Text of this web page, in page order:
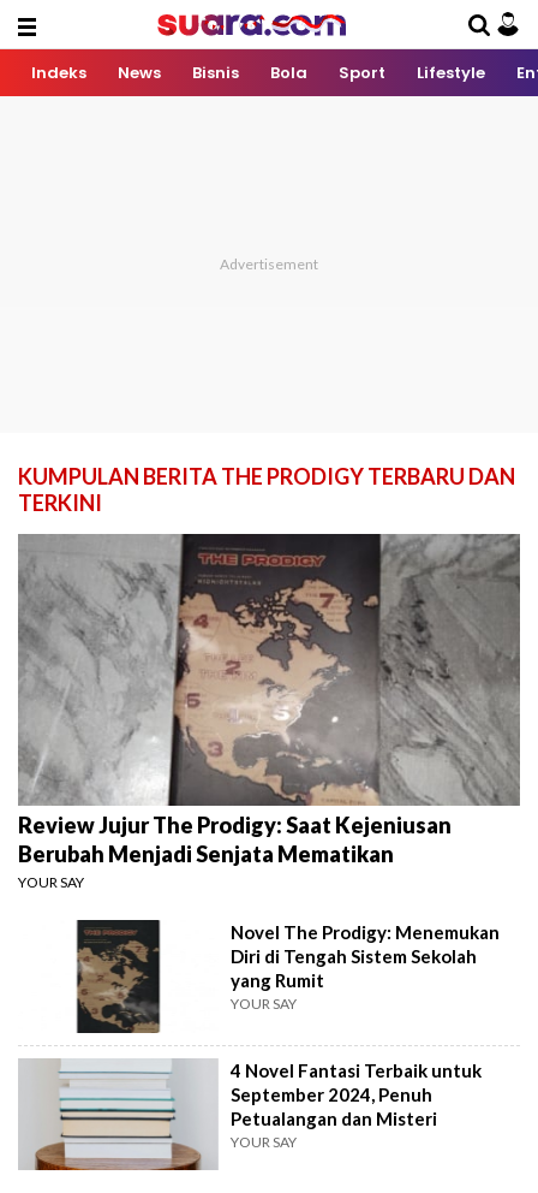
Indeks News Bisnis Bola Sport Lifestyle
KUMPULAN BERITA THE PRODIGY TERBARU DAN
TERKINI
Review Jujur The Prodigy: Saat Kejeniusan
Berubah Menjadi Senjata Mematikan
YOUR SAY
Novel The Prodigy: Menemukan
Diri di Tengah Sistem Sekolah
yang Rumit
YOUR SAY
4 Novel Fantasi Terbaik untuk
September 2024, Penuh
Petualangan dan Misteri
YOUR SAY